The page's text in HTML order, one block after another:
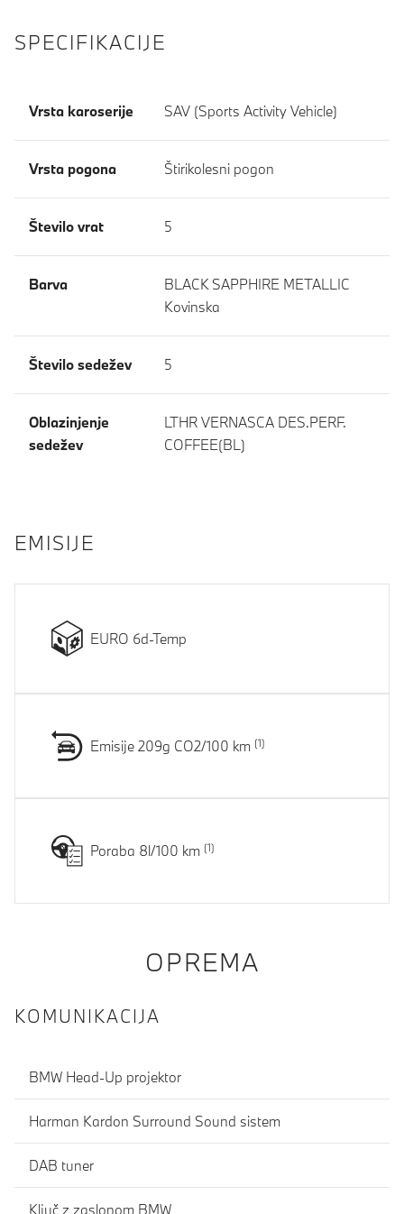
SPECIFIKACIJE
Vrsta karoserije SAV (Sports Activity Vehicle)
Vrsta pogona Štirikolesni pogon
Število vrat 5
Barva
BLACK SAPPHIRE METALLIC
Kovinska
Število sedežev 5
Oblazinjenje
sedežev
LTHR VERNASCA DES.PERF.
COFFEE(BL)
EMISIJE
EURO 6d-Temp
Emisije 209g CO2/100 km
Poraba 8l/100 km
OPREMA
KOMUNIKACIJA
BMW Head-Up projektor
Harman Kardon Surround Sound sistem
DAB tuner
Ključ z zaslonom BMW